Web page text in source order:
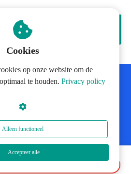
met je hond écht
Dat wil ik!
Cookies
op onze website om de
te houden. Privacy policy
Alleen functioneel
Accepteer alle